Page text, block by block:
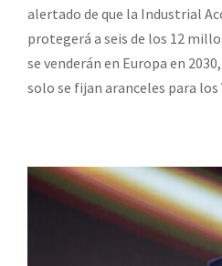
alertado de que la Industrial
protegerá a seis de los 12
se venderán en Europa en
solo se fijan aranceles para los